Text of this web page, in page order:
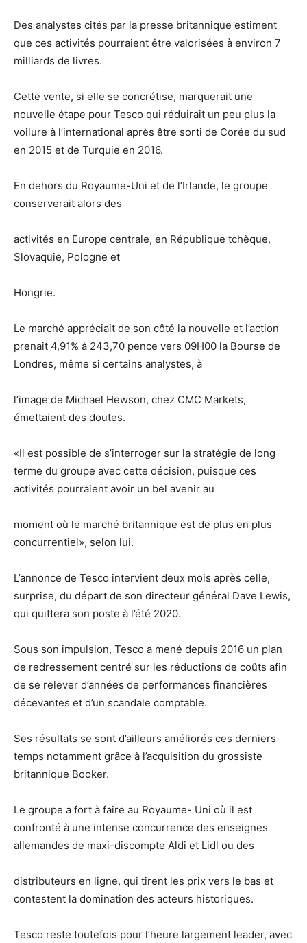
Des analystes cités par la presse britannique estiment
que ces activités pourraient être valorisées à environ 7
milliards de livres.
Cette vente, si elle se concrétise, marquerait une
nouvelle étape pour Tesco qui réduirait un peu plus la
voilure à l’international après être sorti de Corée du sud
en 2015 et de Turquie en 2016.
En dehors du Royaume-Uni et de l’Irlande, le groupe
conserverait alors des
activités en Europe centrale, en République tchèque,
Slovaquie, Pologne et
Hongrie.
Le marché appréciait de son côté la nouvelle et l’action
prenait 4,91% à 243,70 pence vers 09H00 la Bourse de
Londres, même si certains analystes, à
l’image de Michael Hewson, chez CMC Markets,
émettaient des doutes.
«Il est possible de s’interroger sur la stratégie de long
terme du groupe avec cette décision, puisque ces
activités pourraient avoir un bel avenir au
moment où le marché britannique est de plus en plus
concurrentiel», selon lui.
L’annonce de Tesco intervient deux mois après celle,
surprise, du départ de son directeur général Dave Lewis,
qui quittera son poste à l’été 2020.
Sous son impulsion, Tesco a mené depuis 2016 un plan
de redressement centré sur les réductions de coûts afin
de se relever d’années de performances financières
décevantes et d’un scandale comptable.
Ses résultats se sont d’ailleurs améliorés ces derniers
temps notamment grâce à l’acquisition du grossiste
britannique Booker.
Le groupe a fort à faire au Royaume- Uni où il est
confronté à une intense concurrence des enseignes
allemandes de maxi-discompte Aldi et Lidl ou des
distributeurs en ligne, qui tirent les prix vers le bas et
contestent la domination des acteurs historiques.
Tesco reste toutefois pour l’heure largement leader, avec